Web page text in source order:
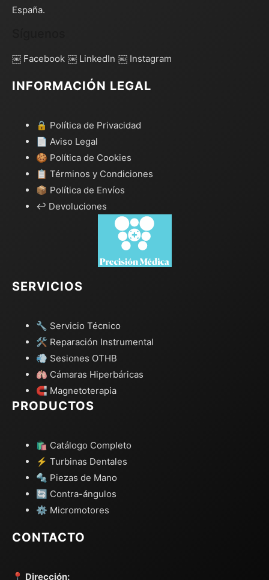
España.
￼ Facebook ￼ LinkedIn ￼ Instagram
INFORMACIÓN LEGAL
🔒 Política de Privacidad
📄 Aviso Legal
🍪 Política de Cookies
📋 Términos y Condiciones
📦 Política de Envíos
↩️ Devoluciones
SERVICIOS
🔧 Servicio Técnico
🛠️ Reparación Instrumental
💨 Sesiones OTHB
🫁 Cámaras Hiperbáricas
🧲 Magnetoterapia
PRODUCTOS
🛍️ Catálogo Completo
⚡ Turbinas Dentales
🔩 Piezas de Mano
🔄 Contra-ángulos
⚙️ Micromotores
CONTACTO
📍 Dirección: